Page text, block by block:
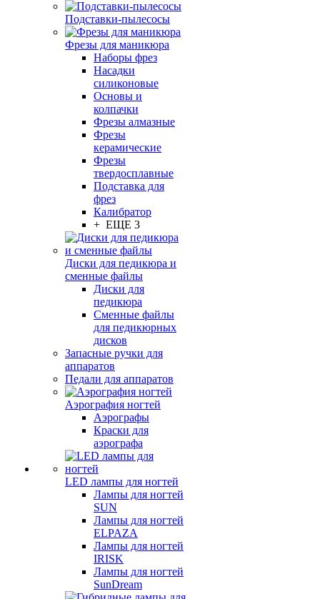
Подставки-пылесосы
Фрезы для маникюра
Наборы фрез
Насадки
силиконовые
Основы и
колпачки
Фрезы алмазные
Фрезы
керамические
Фрезы
твердосплавные
Подставка для
фрез
Калибратор
+ ЕЩЕ 3
Диски для педикюра и
сменные файлы
Диски для
педикюра
Сменные файлы
для педикюрных
дисков
Запасные ручки для
аппаратов
Педали для аппаратов
Аэрография ногтей
Аэрографы
Краски для
аэрографа
LED лампы для ногтей
Лампы для ногтей
SUN
Лампы для ногтей
ELPAZA
Лампы для ногтей
IRISK
Лампы для ногтей
SunDream